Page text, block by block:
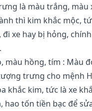
là màu trắng, màu
thì kim khắc mộc,
xe hay bị hỏng,
màu hồng, tím : Màu
trưng cho mệnh
khắc kim, tức là xe
hao tốn tiền bạc để